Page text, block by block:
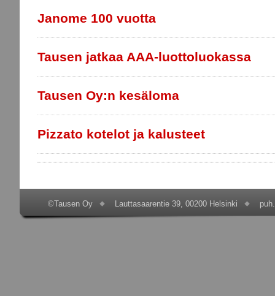
Janome 100 vuotta
Tausen jatkaa AAA-luottoluokassa
Tausen Oy:n kesäloma
Pizzato kotelot ja kalusteet
©Tausen Oy Lauttasaarentie 39, 00200 Helsinki